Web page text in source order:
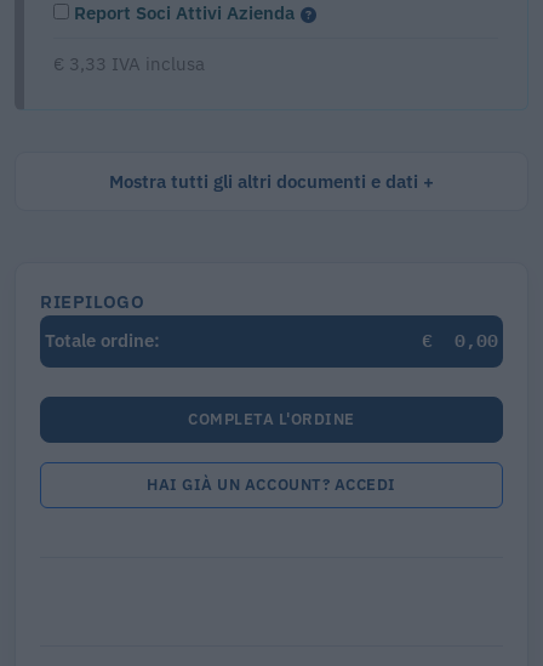
Report Soci Attivi Azienda
€ 3,33 IVA inclusa
Mostra tutti gli altri documenti e dati
RIEPILOGO
Totale ordine:
€ 0,00
COMPLETA L'ORDINE
HAI GIÀ UN ACCOUNT? ACCEDI